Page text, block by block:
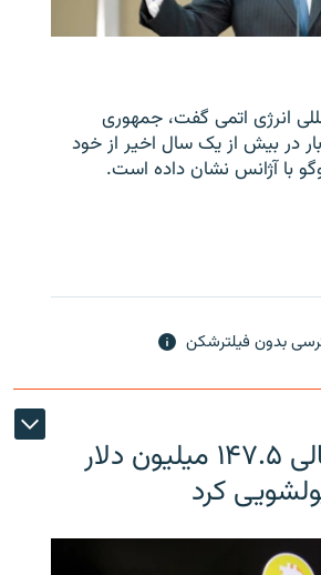
انرژی اتمی گفت، جمهوری
در بیش از یک سال اخیر از خود
با آژانس نشان داده است.
بدون فیلترشکن
رویترز: کره شمالی ۱۴۷.۵ میلیون دلار
کرد